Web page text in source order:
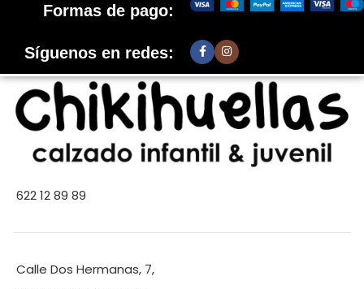
Formas de pago:
Síguenos en redes:
622 12 89 89
Calle Dos Hermanas, 7,